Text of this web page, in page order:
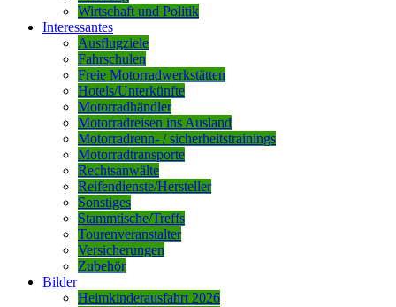
Wirtschaft und Politik
Interessantes
Ausflugziele
Fahrschulen
Freie Motorradwerkstätten
Hotels/Unterkünfte
Motorradhändler
Motorradreisen ins Ausland
Motorradrenn- / sicherheitstrainings
Motorradtransporte
Rechtsanwälte
Reifendienste/Hersteller
Sonstiges
Stammtische/Treffs
Tourenveranstalter
Versicherungen
Zubehör
Bilder
Heimkinderausfahrt 2026